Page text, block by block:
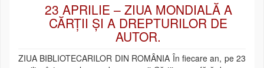
23 APRILIE – ZIUA MONDIALĂ A
CĂRȚII ȘI A DREPTURILOR DE
AUTOR.
ZIUA BIBLIOTECARILOR DIN ROMÂNIA În fiecare an, pe 23